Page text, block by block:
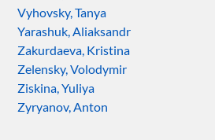
Vyhovsky, Tanya
Yarashuk, Aliaksandr
Zakurdaeva, Kristina
Zelensky, Volodymir
Ziskina, Yuliya
Zyryanov, Anton